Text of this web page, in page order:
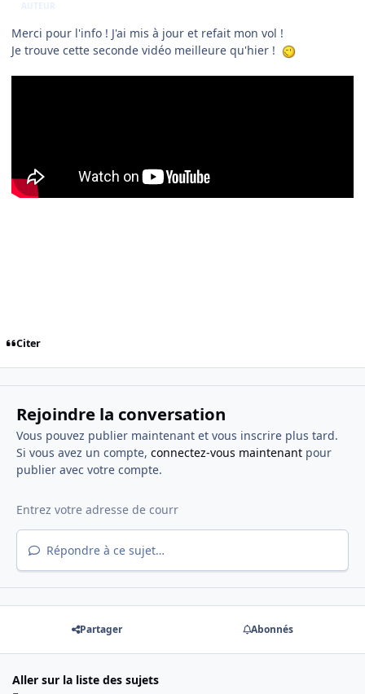
AUTEUR
Merci pour l'info ! J'ai mis à jour et refait mon vol !
Je trouve cette seconde vidéo meilleure qu'hier !
Citer
Rejoindre la conversation
Vous pouvez publier maintenant et vous inscrire plus tard.
Si vous avez un compte, connectez-vous maintenantpour
publier avec votre compte.
Répondre à ce sujet…
Partager Abonnés
Aller sur la liste des sujets